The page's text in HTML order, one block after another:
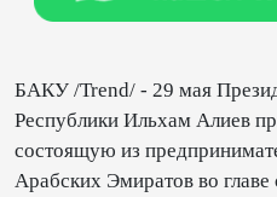
БАКУ /Trend/ - 29 мая
Республики Ильхам Алиев
состоящую из
Арабских Эмиратов во главе